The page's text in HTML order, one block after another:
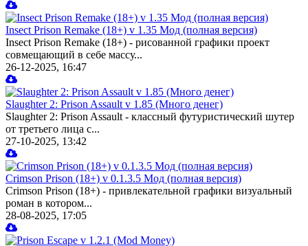
Insect Prison Remake (18+) v 1.35 Мод (полная версия)
Insect Prison Remake (18+) - рисованной графики проект
совмещающий в себе массу...
26-12-2025, 16:47
Slaughter 2: Prison Assault v 1.85 (Много денег)
Slaughter 2: Prison Assault - классный футуристический шутер
от третьего лица с...
27-10-2025, 13:42
Crimson Prison (18+) v 0.1.3.5 Мод (полная версия)
Crimson Prison (18+) - привлекательной графики визуальный
роман в котором...
28-08-2025, 17:05